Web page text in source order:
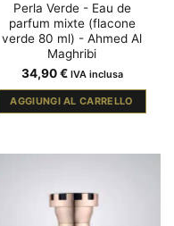
Perla Verde - Eau de
parfum mixte (flacone
verde 80 ml) - Ahmed Al
Maghribi
34,90€ IVA inclusa
AGGIUNGI AL CARRELLO